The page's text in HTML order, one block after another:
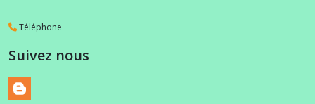
Téléphone
Suivez nous